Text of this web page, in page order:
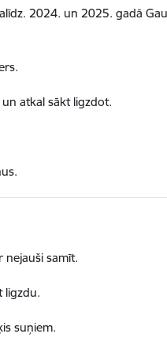
2024. un 2025. gadā
atkal sākt ligzdot.
nejauši samīt.
ligzdu.
suņiem.